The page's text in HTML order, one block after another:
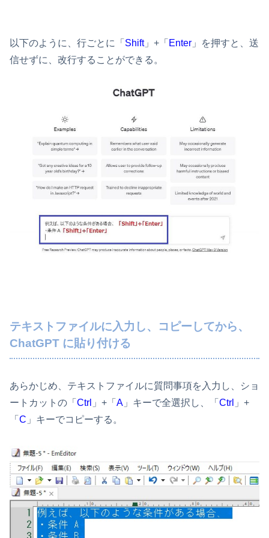
以下のように、行ごとに「 Shift」+「 Enter 」を押すと、送
信せずに、改行することができる。
テキストファイルに入力し、コピーしてから、
ChatGPT に貼り付ける
あらかじめ、テキストファイルに質問事項を入力し、ショ
ートカットの「 Ctrl 」+「 A 」キーで全選択し、「 Ctrl 」+
「 C 」キーでコピーする。